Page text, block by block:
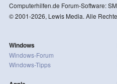
Computerhilfen.de Forum-Software:
© 2001-2026, Lewis Media. Alle
Windows
Windows-Forum
Windows-Tipps